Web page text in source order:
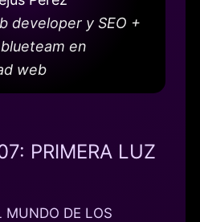
developer y SEO +
en
web
PRIMERA LUZ
MUNDO DE LOS